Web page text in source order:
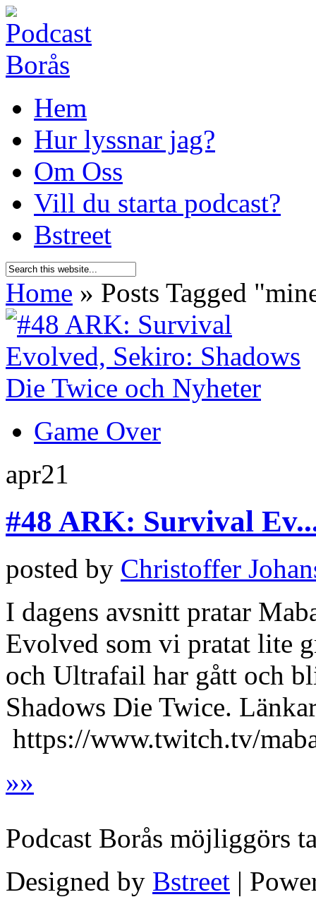
Hem
Hur lyssnar jag?
Om Oss
Vill du starta podcast?
Bstreet
Home » Posts Tagged "
Game Over
apr21
#48 ARK: Survival
posted by Christoffer
I dagens avsnitt pratar
Evolved som vi pratat lite
och Ultrafail har gått och
Shadows Die Twice.
https://www.twitch.tv/
»»
Podcast Borås möjliggörs
Designed by Bstreet |